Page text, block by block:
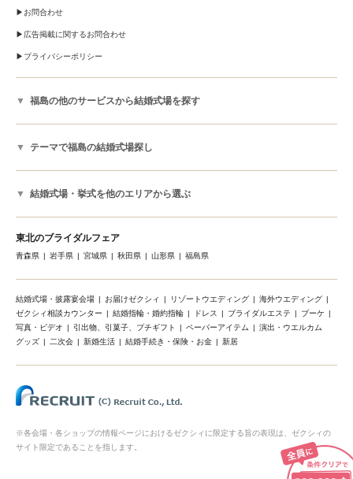
お問合わせ
広告掲載に関するお問合わせ
プライバシーポリシー
福島の他のサービスから結婚式場を探す
テーマで福島の結婚式場探し
結婚式場・挙式を他のエリアから選ぶ
東北のブライダルフェア
青森県 岩手県 宮城県 秋田県 山形県 福島県
結婚式場・披露宴会場 お届けゼクシィ リゾートウエディング
海外ウエディング
ゼクシィ相談カウンター
結婚指輪・婚約指輪 ドレス ブライダルエステ
ブーケ
写真・ビデオ
引出物、引菓子、プチギフト ペーパーアイテム
演出・ウエルカム
グッズ
二次会 新婚生活 結婚手続き・保険・お金 新居
※各会場・各ショップの情報ページにおけるゼクシィに限定する旨の表現は、ゼクシィの
サイト限定であることを指します。